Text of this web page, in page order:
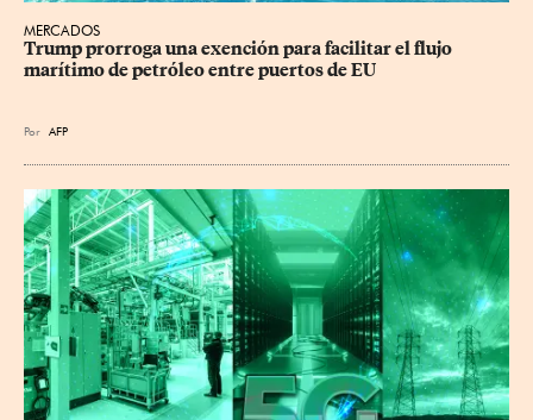
MERCADOS
Trump prorroga una exención para facilitar el flujo
marítimo de petróleo entre puertos de EU
Por AFP